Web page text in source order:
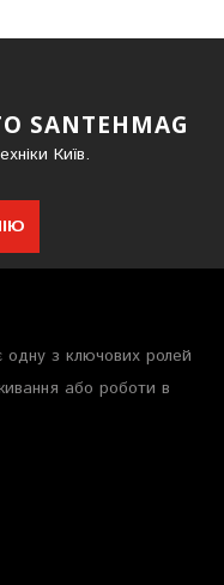
Київ.
одну з ключових ролей
або роботи в